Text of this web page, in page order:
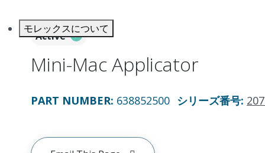
モレックスについて
Active
Mini-Mac Applicator
PART NUMBER: 638852500 シリーズ番号: